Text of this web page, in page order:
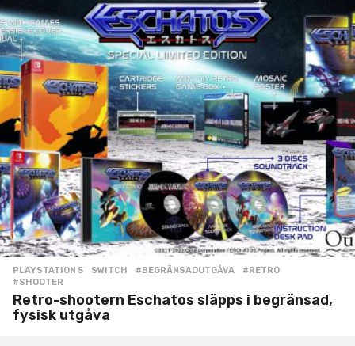
PLAYSTATION 5 ,SWITCH #BEGRÄNSADUTGÅVA ,#RETRO
#SHOOTER
Retro-shootern Eschatos släpps i begränsad,
fysisk utgåva